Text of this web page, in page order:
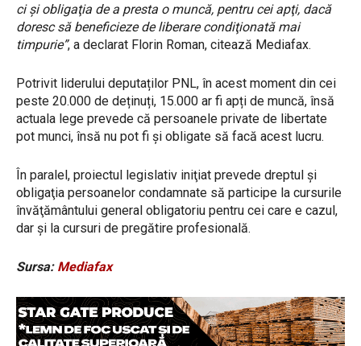
ci şi obligaţia de a presta o muncă, pentru cei apţi, dacă
doresc să beneficieze de liberare condiţionată mai
timpurie”, a declarat Florin Roman, citează Mediafax.
Potrivit liderului deputaților PNL, în acest moment din cei
peste 20.000 de deținuți, 15.000 ar fi apți de muncă, însă
actuala lege prevede că persoanele private de libertate
pot munci, însă nu pot fi și obligate să facă acest lucru.
În paralel, proiectul legislativ iniţiat prevede dreptul şi
obligaţia persoanelor condamnate să participe la cursurile
învăţământului general obligatoriu pentru cei care e cazul,
dar şi la cursuri de pregătire profesională.
Sursa: Mediafax